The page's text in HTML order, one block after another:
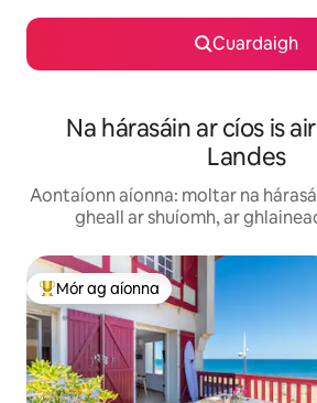
Cuardaigh
Na hárasáin ar cíos is
Landes
Aontaíonn aíonna: moltar na
gheall ar shuíomh, ar
An-mhór ag aíonna
Mór ag aíonna